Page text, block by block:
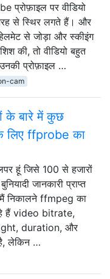
प्रोफ़ाइल पर वीडियो
से स्थिर लगते हैं। और
से जोड़ा और स्कीइंग
की, तो वीडियो बहुत
प्रोफ़ाइल …
cam
के बारे में कुछ
लिए ffprobe का
हूं जिसे 100 से हजारों
जानकारी प्राप्त
निकालने ffmpeg का
हैं video bitrate,
duration, और
लेकिन …